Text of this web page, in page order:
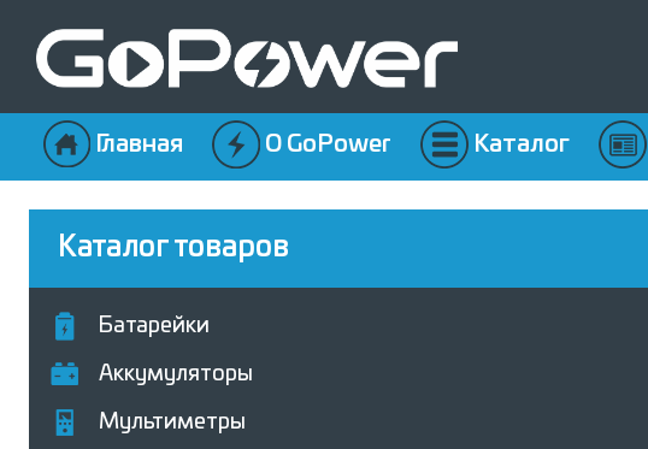
Главная О GoPower Каталог
Каталог товаров
Батарейки
Аккумуляторы
Мультиметры